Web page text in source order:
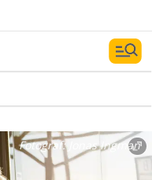
Fotograf: Jonas Ingman